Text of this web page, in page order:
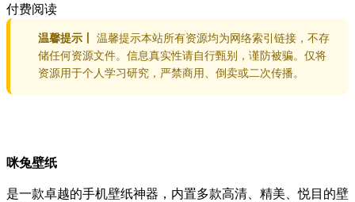
付费阅读
温馨提示丨
温馨提示本站所有资源均为网络索引链接，不存
储任何资源文件。信息真实性请自行甄别，谨防被骗。仅将
资源用于个人学习研究，严禁商用、倒卖或二次传播。
咪兔壁纸
是一款卓越的手机壁纸神器，内置多款高清、精美、悦目的壁